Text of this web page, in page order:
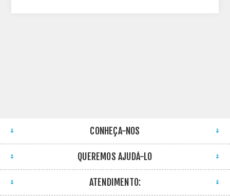
CONHEÇA-NOS
QUEREMOS AJUDÁ-LO
ATENDIMENTO: